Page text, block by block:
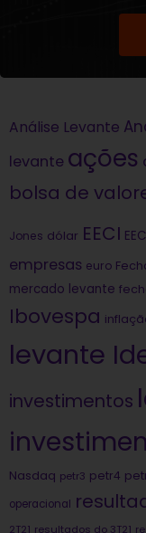
Análise Levante
levante ações
bolsa de
Jones dólar EECI
empresas euro
mercado levante
Ibovespa
levante
investimentos
Nasdaq petr3 petr4
operacional
2T21 resultados do 3T21